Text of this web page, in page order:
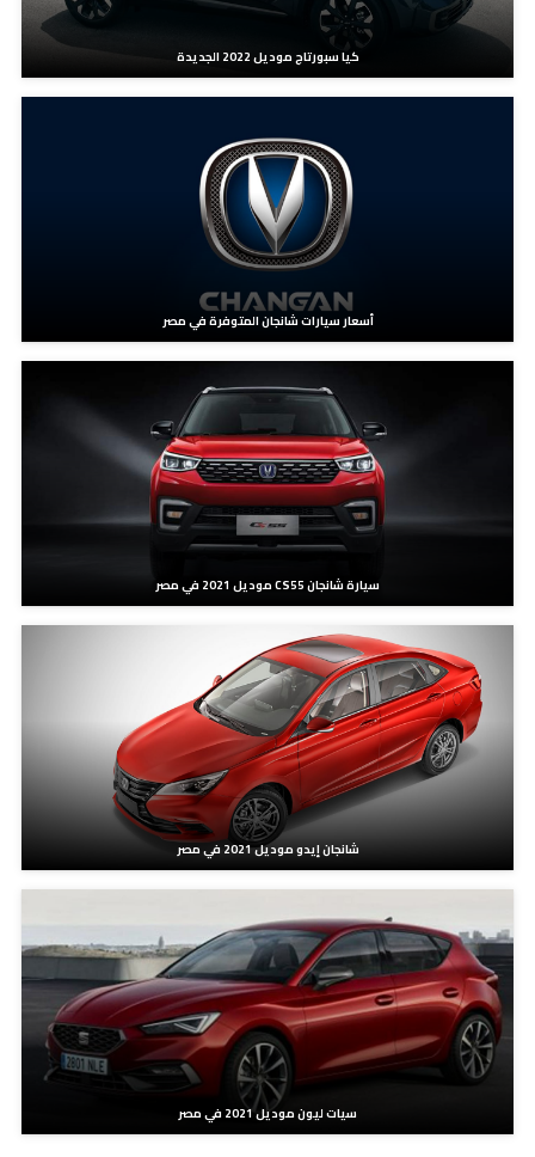
كيا سبورتاج موديل 2022 الجديدة
أسعار سيارات شانجان المتوفرة في مصر
سيارة شانجان CS55 موديل 2021 في مصر
شانجان إيدو موديل 2021 في مصر
سيات ليون موديل 2021 في مصر